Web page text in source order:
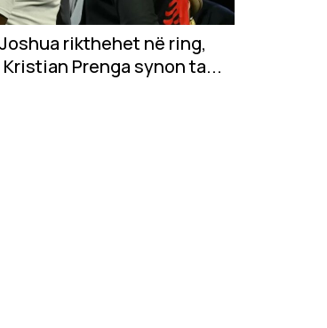
rikthehet në ring,
Prenga synon ta...